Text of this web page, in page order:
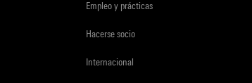
Empleo y prácticas
Hacerse socio
Internacional